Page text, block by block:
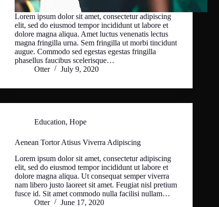
Lorem ipsum dolor sit amet, consectetur adipiscing
elit, sed do eiusmod tempor incididunt ut labore et
dolore magna aliqua. Amet luctus venenatis lectus
magna fringilla urna. Sem fringilla ut morbi tincidunt
augue. Commodo sed egestas egestas fringilla
phasellus faucibus scelerisque…
Otter
July 9, 2020
Education, Hope
Aenean Tortor Atisus Viverra Adipiscing
Lorem ipsum dolor sit amet, consectetur adipiscing
elit, sed do eiusmod tempor incididunt ut labore et
dolore magna aliqua. Ut consequat semper viverra
nam libero justo laoreet sit amet. Feugiat nisl pretium
fusce id. Sit amet commodo nulla facilisi nullam…
Otter
June 17, 2020